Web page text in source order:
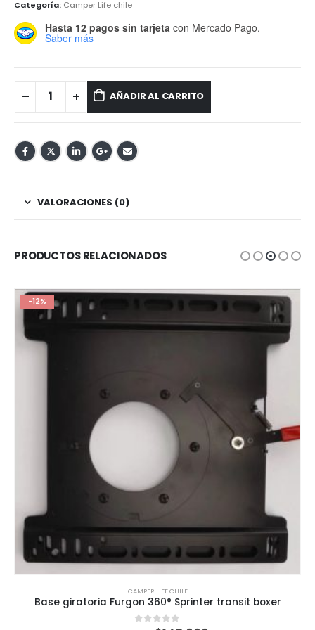
Categoría: Camper Life chile
Hasta 12 pagos sin tarjeta con Mercado Pago.
Saber más
AÑADIR AL CARRITO
VALORACIONES (0)
PRODUCTOS RELACIONADOS
-12%
CAMPER LIFE CHILE
Base giratoria Furgon 360° Sprinter transit boxer